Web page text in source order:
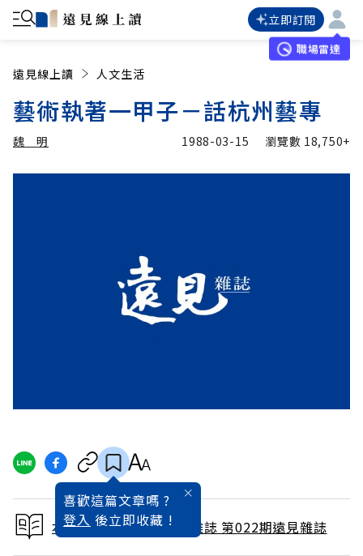
立即訂閱
職場雷達
遠見線上讀 人文生活
藝術執著一甲子－話杭州藝專
魏 明 1988-03-15 瀏覽數 18,750+
喜歡這篇文章嗎 ?
登入 後立即收藏 !
本文出自 1988 / 4月號雜誌 第022期遠見雜誌